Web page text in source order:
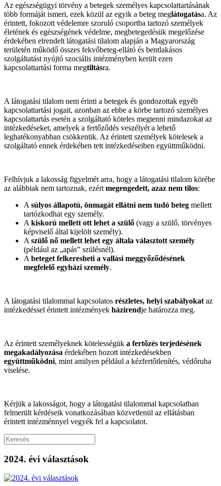
Az egészségügyi törvény a betegek személyes kapcsolattartásának
több formáját ismeri, ezek közül az egyik a beteg meglátogatása. Az
érintett, fokozott védelemre szoruló csoportba tartozó személyek
életének és egészségének védelme, megbetegedésük megelőzése
érdekében elrendelt látogatási tilalom alapján a Magyarország
területén működő összes fekvőbeteg-ellátó és bentlakásos
szolgáltatást nyújtó szociális intézményben került ezen
kapcsolattartási forma megtiltásra.
A látogatási tilalom nem érinti a betegek és gondozottak egyéb
kapcsolattartási jogait, azonban az ebbe a körbe tartozó személyes
kapcsolattartás esetén a szolgáltató köteles megtenni mindazokat az
intézkedéseket, amelyek a fertőződés veszélyét a lehető
leghatékonyabban csökkentik. Az érintett személyek kötelesek a
szolgáltató ennek érdekében tett intézkedéseiben együttműködni.
Felhívjuk a lakosság figyelmét arra, hogy a látogatási tilalom körébe
az alábbiak nem tartoznak, ezért megengedett, azaz nem tilos:
A súlyos állapotú, önmagát ellátni nem tudó beteg mellett
tartózkodhat egy személy.
A kiskorú mellett ott lehet a szülő (vagy a szülő, törvényes
képviselő által kijelölt személy).
A szülő nő mellett lehet egy általa választott személy
(például az „apás” szülésnél).
A beteget felkeresheti a vallási meggyőződésének
megfelelő egyházi személy.
A látogatási tilalommal kapcsolatos részletes, helyi szabályokat az
intézkedéssel érintett intézmények házirendje határozza meg.
Az érintett személyeknek kötelességük a fertőzés terjedésének
megakadályozása érdekében hozott intézkedésekben
együttműködni, mint amilyen például a kézfertőtlenítés, védőruha
viselése.
Kérjük a lakosságot, hogy a látogatási tilalommal kapcsolatban
felmerült kérdéseik vonatkozásában közvetlenül az ellátásban
érintett intézménnyel vegyék fel a kapcsolatot.
2024. évi választások